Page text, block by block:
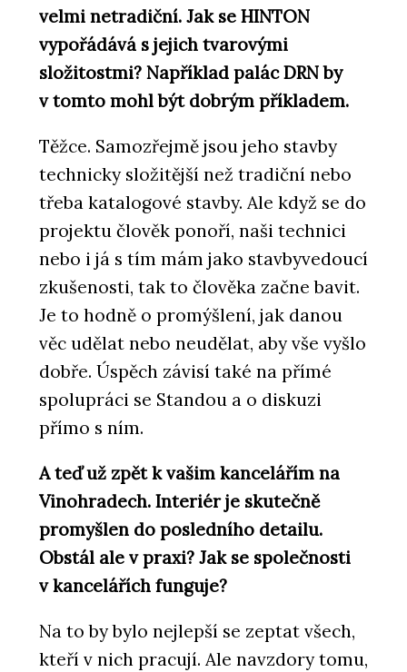
velmi netradiční. Jak se HINTON
vypořádává s jejich tvarovými
složitostmi? Například palác DRN by
v tomto mohl být dobrým příkladem.
Těžce. Samozřejmě jsou jeho stavby
technicky složitější než tradiční nebo
třeba katalogové stavby. Ale když se do
projektu člověk ponoří, naši technici
nebo i já s tím mám jako stavbyvedoucí
zkušenosti, tak to člověka začne bavit.
Je to hodně o promýšlení, jak danou
věc udělat nebo neudělat, aby vše vyšlo
dobře. Úspěch závisí také na přímé
spolupráci se Standou a o diskuzi
přímo s ním.
A teď už zpět k vašim kancelářím na
Vinohradech. Interiér je skutečně
promyšlen do posledního detailu.
Obstál ale v praxi? Jak se společnosti
v kancelářích funguje?
Na to by bylo nejlepší se zeptat všech,
kteří v nich pracují. Ale navzdory tomu,